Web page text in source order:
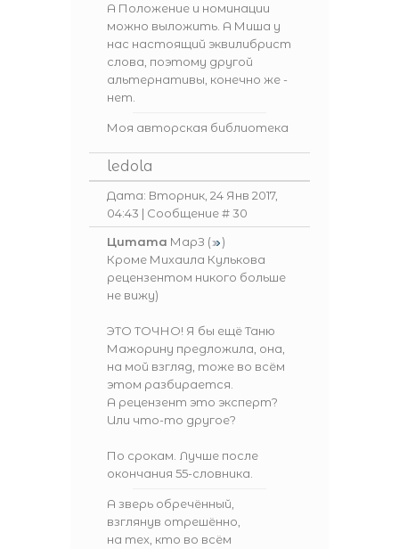
А Положение и номинации
можно выложить. А Миша у
нас настоящий эквилибрист
слова, поэтому другой
альтернативы, конечно же -
нет.
Моя авторская библиотека
ledola
Дата: Вторник, 24 Янв 2017,
04:43 | Сообщение #30
Цитата МарЗ (
)
Кроме Михаила Кулькова
рецензентом никого больше
не вижу)
ЭТО ТОЧНО! Я бы ещё Таню
Мажорину предложила, она,
на мой взгляд, тоже во всём
этом разбирается.
А рецензент это эксперт?
Или что-то другое?
По срокам. Лучше после
окончания 55-словника.
А зверь обречённый,
взглянув отрешённо,
на тех, кто во всём